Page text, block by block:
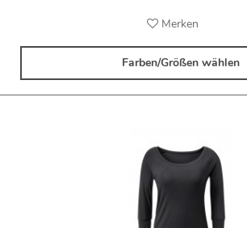
Merken
Farben/Größen wählen